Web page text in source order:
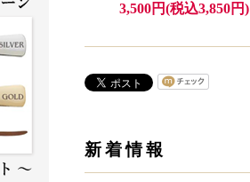
3,500円(税込3,850円)
新着情報